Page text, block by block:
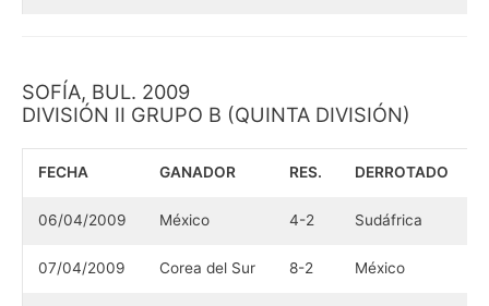
SOFÍA, BUL. 2009
DIVISIÓN II GRUPO B (QUINTA DIVISIÓN)
FECHA GANADOR RES. DERROTADO
06/04/2009 México 4-2 Sudáfrica
07/04/2009 Corea del Sur 8-2 México